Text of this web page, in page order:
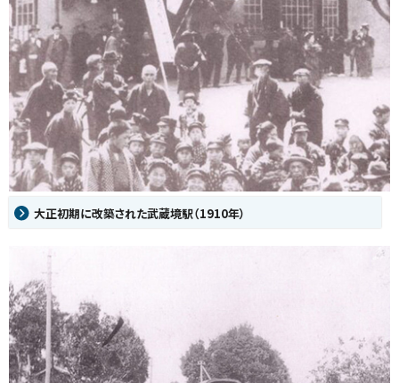
大正初期に改築された武蔵境駅（1910年）